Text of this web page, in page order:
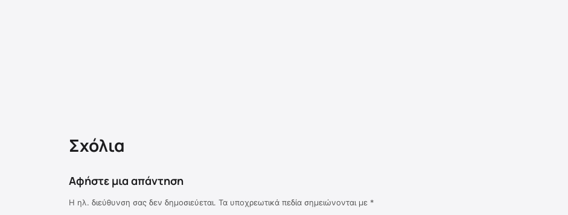
Σχόλια
Αφήστε μια απάντηση
Η ηλ. διεύθυνση σας δεν δημοσιεύεται. Τα υποχρεωτικά πεδία σημειώνονται με *